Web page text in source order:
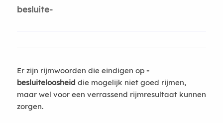
besluite-
Er zijn rijmwoorden die eindigen op -
besluiteloosheid die mogelijk niet goed rijmen,
maar wel voor een verrassend rijmresultaat kunnen
zorgen.